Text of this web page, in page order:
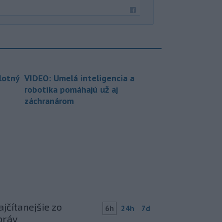
VIDEO: Umelá inteligencia a
robotika pomáhajú už aj
záchranárom
zo
6h 24h 7d